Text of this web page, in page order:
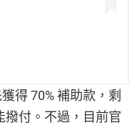
得 70% 補助款，剩
撥付。不過，目前官